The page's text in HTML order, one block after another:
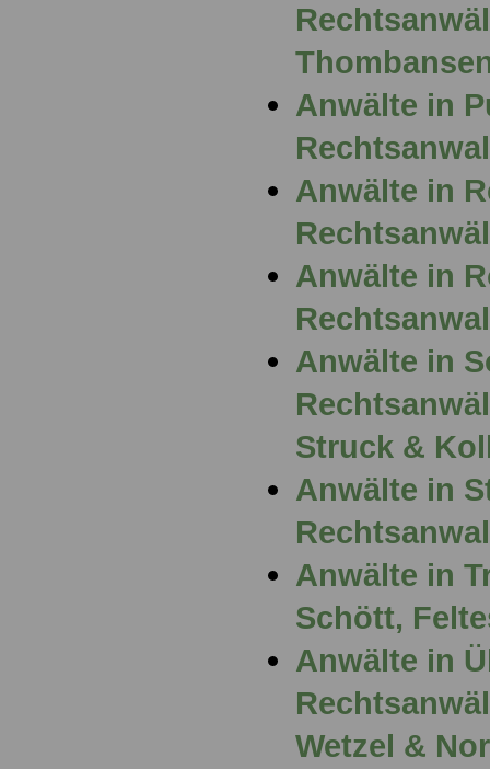
Anwälte in
Anwälte in
Anwälte in
Anwälte in
Struck &
Anwälte in
Anwälte in
Schött,
Anwälte in
Wetzel &